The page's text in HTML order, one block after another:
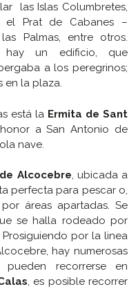
las Islas Columbretes,
el Prat de Cabanes –
Palmas, entre otros.
hay un edificio, que
a los peregrinos;
en la plaza.
está la Ermita de Sant
a San Antonio de
nave.
Alcocebre, ubicada a
perfecta para pescar o,
áreas apartadas. Se
se halla rodeado por
por la linea
hay numerosas
recorrerse en
, es posible recorrer